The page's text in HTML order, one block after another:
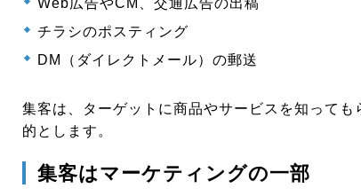
Web広告やCM、交通広告の出稿
チラシのポスティング
DM（ダイレクトメール）の郵送
集客は、ターゲットに商品やサービスを知って
的とします。
集客はマーケティングの一部